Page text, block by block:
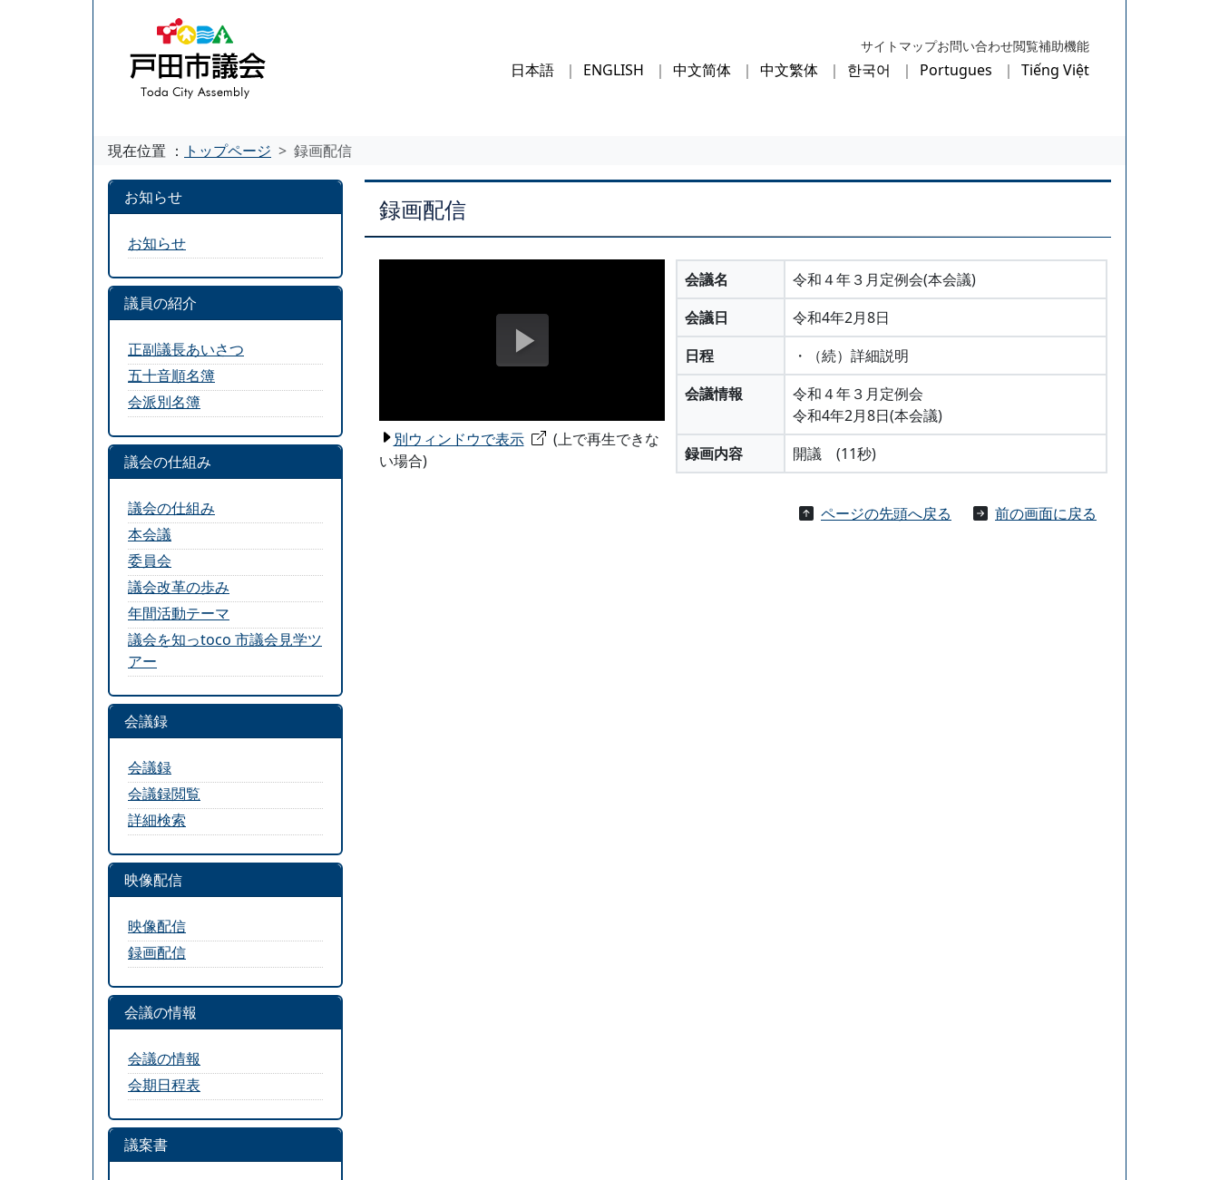
サイトマップお問い合わせ閲覧補助機能
日本語 ENGLISH 中文简体 中文繁体 한국어 Portugues Tiếng Việt
現在位置 ： トップページ 録画配信
録画配信
別ウィンドウで表示
(上で再生できな
い場合)
会議名
令和４年３月定例会(本会議)
会議日
令和4年2月8日
日程
・（続）詳細説明
会議情報
令和４年３月定例会
令和4年2月8日(本会議)
録画内容
開議 (11秒)
ページの先頭へ戻る 前の画面に戻る
お知らせ
お知らせ
議員の紹介
正副議長あいさつ
五十音順名簿
会派別名簿
議会の仕組み
議会の仕組み
本会議
委員会
議会改革の歩み
年間活動テーマ
議会を知っtoco 市議会見学ツ
アー
会議録
会議録
会議録閲覧
詳細検索
映像配信
映像配信
録画配信
会議の情報
会議の情報
会期日程表
議案書